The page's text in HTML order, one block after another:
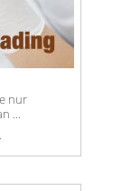
nur
...